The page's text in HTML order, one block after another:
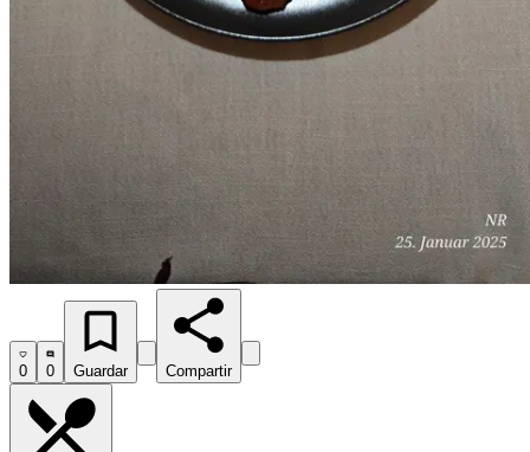
0 0 Guardar Compartir